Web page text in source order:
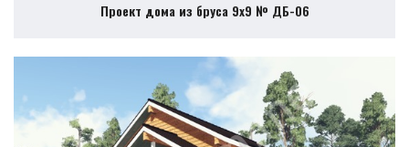
Проект дома из бруса 9х9 № ДБ-06